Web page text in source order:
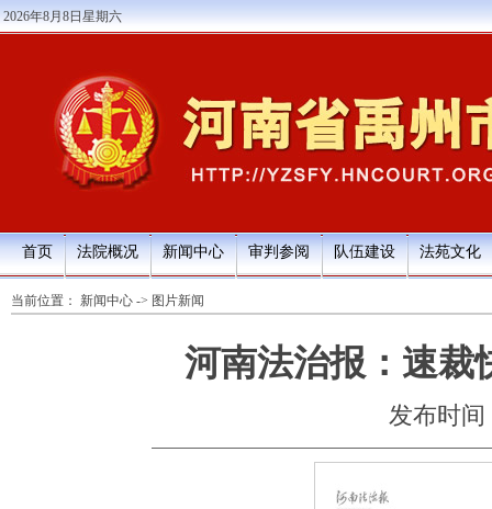
2026年8月8日星期六
首页 法院概况 新闻中心 审判参阅 队伍建设 法苑文化
当前位置： 新闻中心 -> 图片新闻
河南法治报：速裁
发布时间